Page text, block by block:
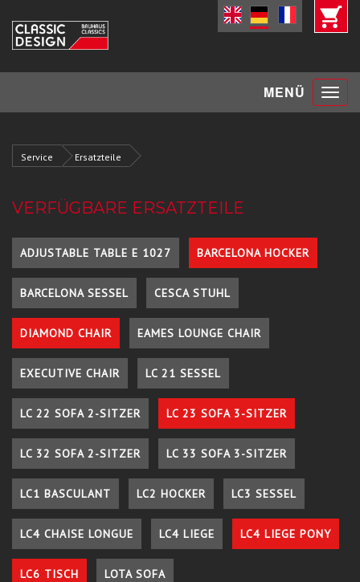
MENÜ Toggle
Service Ersatzteile
VERFÜGBARE ERSATZTEILE
ADJUSTABLE TABLE E 1027 BARCELONA HOCKER
BARCELONA SESSEL CESCA STUHL
DIAMOND CHAIR EAMES LOUNGE CHAIR
EXECUTIVE CHAIR LC 21 SESSEL
LC 22 SOFA 2-SITZER LC 23 SOFA 3-SITZER
LC 32 SOFA 2-SITZER LC 33 SOFA 3-SITZER
LC1 BASCULANT LC2 HOCKER LC3 SESSEL
LC4 CHAISE LONGUE LC4 LIEGE LC4 LIEGE PONY
LC6 TISCH LOTA SOFA